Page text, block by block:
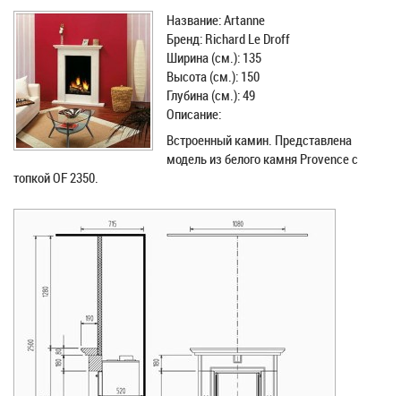
Название: Artanne
Бренд: Richard Le Droff
Ширина (см.): 135
Высота (см.): 150
Глубина (см.): 49
Описание:
Встроенный камин. Представлена
модель из белого камня Provence с
топкой OF 2350.